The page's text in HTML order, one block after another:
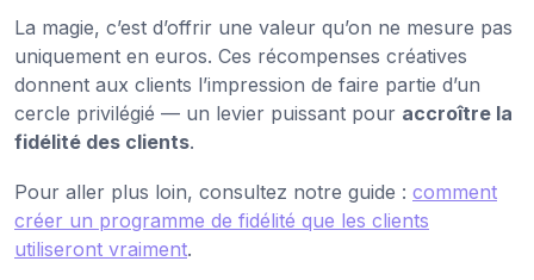
La magie, c’est d’offrir une valeur qu’on ne mesure pas
uniquement en euros. Ces récompenses créatives
donnent aux clients l’impression de faire partie d’un
cercle privilégié — un levier puissant pour accroître la
fidélité des clients.
Pour aller plus loin, consultez notre guide : comment
créer un programme de fidélité que les clients
utiliseront vraiment.